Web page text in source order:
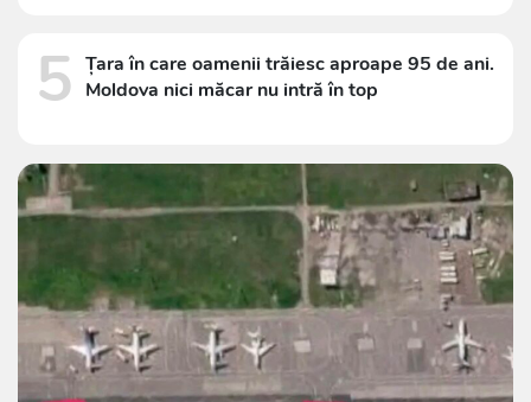
5 Țara în care oamenii trăiesc aproape 95 de ani.
Moldova nici măcar nu intră în top